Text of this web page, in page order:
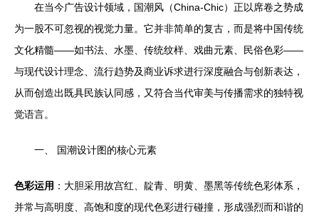
在当今广告设计领域，国潮风（China-Chic）正以席卷之势成
为一股不可忽视的视觉力量。它并非简单的复古，而是将中国传统
文化精髓——如书法、水墨、传统纹样、戏曲元素、民俗色彩——
与现代设计理念、流行趋势及商业诉求进行深度融合与创新表达，
从而创造出既具民族认同感，又符合当代审美与传播需求的独特视
觉语言。
一、 国潮设计图的核心元素
色彩运用 ：大胆采用故宫红、靛青、明黄、墨黑等传统色彩体系，
并常与高明度、高饱和度的现代色彩进行碰撞，形成强烈而和谐的